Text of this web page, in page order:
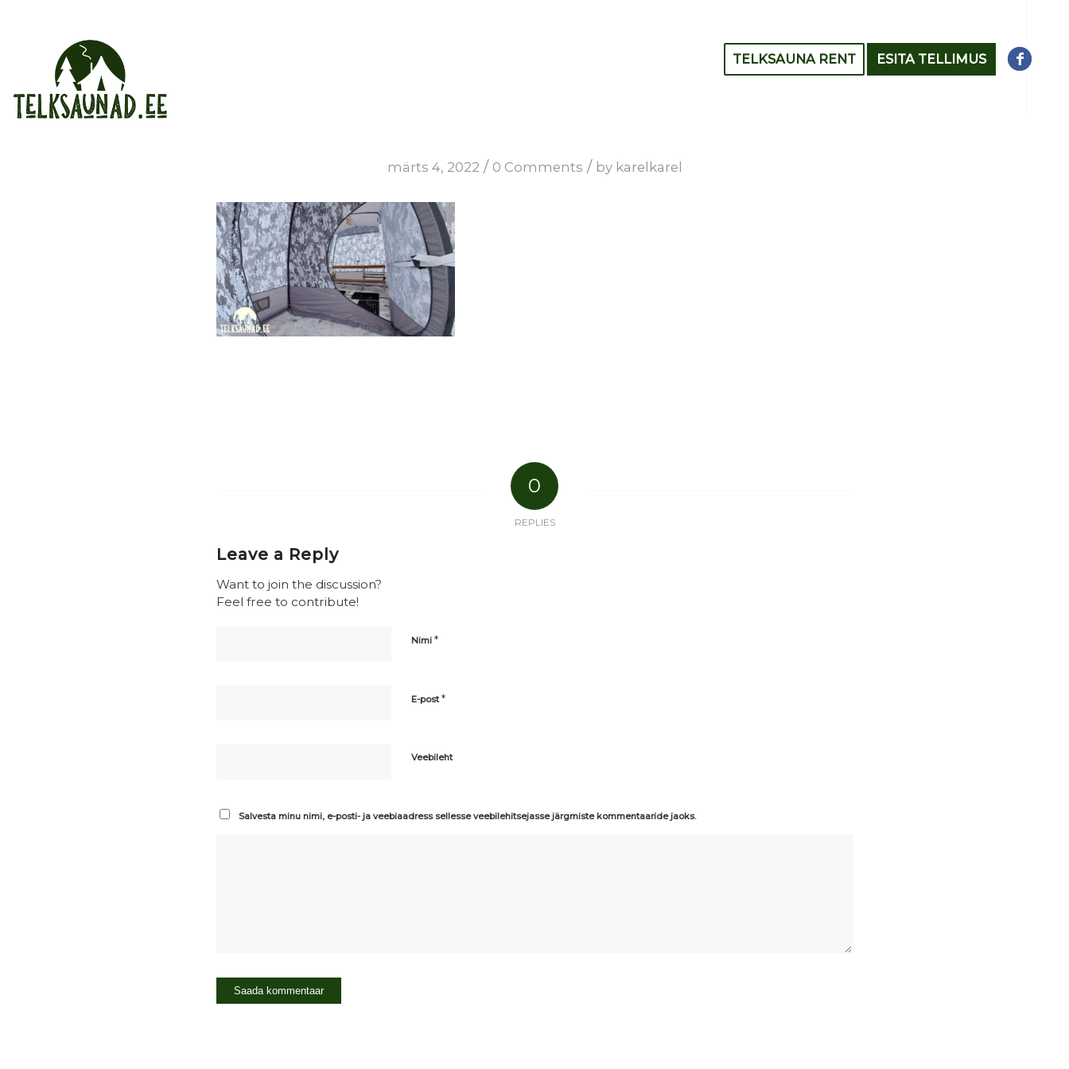
TELKSAUNA RENT ESITA TELLIMUS
märts 4, 2022 / 0 Comments / by karelkarel
0
REPLIES
Leave a Reply
Want to join the discussion?
Feel free to contribute!
Nimi *
E-post*
Veebileht
Salvesta minu nimi, e-posti- ja veebiaadress sellesse veebilehitsejasse järgmiste kommentaaride jaoks.